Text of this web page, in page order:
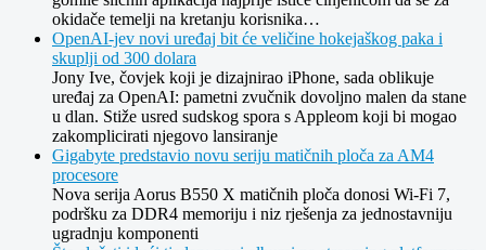
okidače temelji na kretanju korisnika…
OpenAI-jev novi uređaj bit će veličine hokejaškog paka i
skuplji od 300 dolara
Jony Ive, čovjek koji je dizajnirao iPhone, sada oblikuje
uređaj za OpenAI: pametni zvučnik dovoljno malen da stane
u dlan. Stiže usred sudskog spora s Appleom koji bi mogao
zakomplicirati njegovo lansiranje
Gigabyte predstavio novu seriju matičnih ploča za AM4
procesore
Nova serija Aorus B550 X matičnih ploča donosi Wi-Fi 7,
podršku za DDR4 memoriju i niz rješenja za jednostavniju
ugradnju komponenti